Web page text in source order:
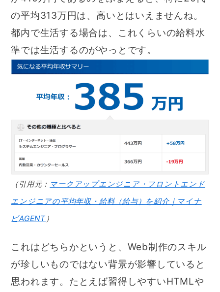
の平均313万円は、高いとはいえませんね。
都内で生活する場合は、これくらいの給料水
準では生活するのがやっとです。
（引用元： マークアップエンジニア・フロントエンド
エンジニアの平均年収・給料（給与）を紹介｜マイナ
ビAGENT）
これはどちらかというと、Web制作のスキル
が珍しいものではない背景が影響していると
思われます。たとえば習得しやすいHTMLや